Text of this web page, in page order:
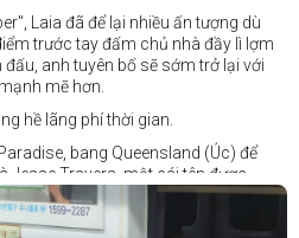
Laia đã để lại nhiều ấn tượng dù
trước tay đấm chủ nhà đầy lì lợm
anh tuyên bố sẽ sớm trở lại với
mẽ hơn.
hề lãng phí thời gian.
bang Queensland (Úc) để
Jesse Travers, một cái tên được
chưa nhận được sự chú ý tương